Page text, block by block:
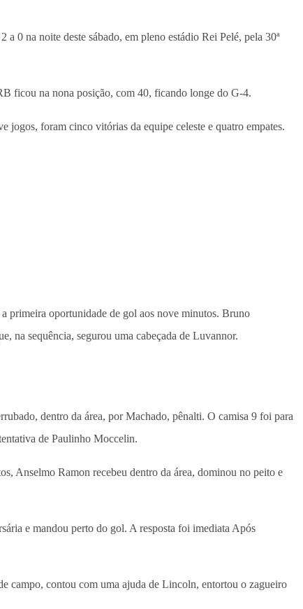
a 0 na noite deste sábado, em pleno estádio Rei Pelé, pela 30ª
ficou na nona posição, com 40, ficando longe do G-4.
jogos, foram cinco vitórias da equipe celeste e quatro empates.
primeira oportunidade de gol aos nove minutos. Bruno
na sequência, segurou uma cabeçada de Luvannor.
dentro da área, por Machado, pênalti. O camisa 9 foi para
de Paulinho Moccelin.
Anselmo Ramon recebeu dentro da área, dominou no peito e
e mandou perto do gol. A resposta foi imediata Após
campo, contou com uma ajuda de Lincoln, entortou o zagueiro